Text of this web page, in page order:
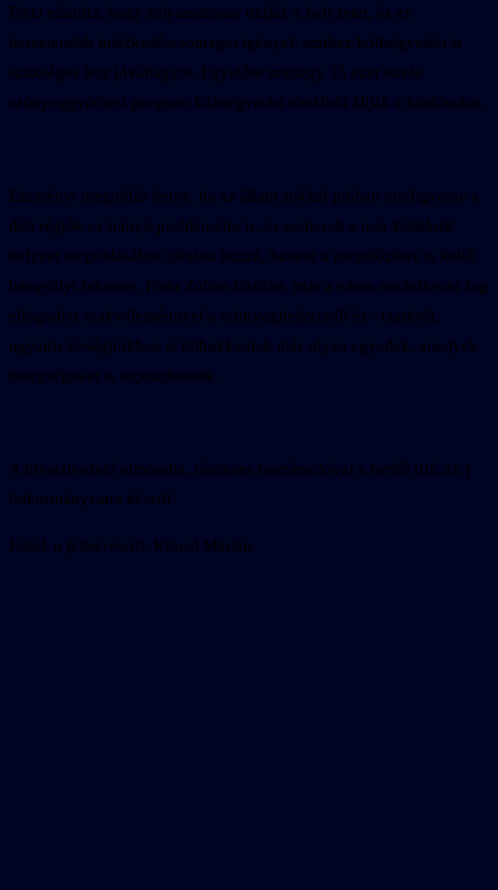
Finta elárulta, hogy folyamatosan oldják a helyzetet, és ez
összetettebb intézkedéscsomagot igényel, amihez költségvetést is
szükséges lesz jóváhagyni. Egyelőre mintegy 15 ezer eurós
szúnyoggyérítési program költségvetési tételéből állják a kiadásokat.
Eszményi megoldás lenne, ha az állam sokkal jobban odafigyelne a
déli régiók ez irányú problémáira is, és nemcsak a már kialakult
helyzet megoldásához járulna hozzá, hanem a megelőzésre is kellő
hangsúlyt fektetne. Finta Zoltán közölte, már a város rendelkezni fog
elfogadott szakvéleménnyel a szúnyoghelyzetről és –fajokról,
ugyanis térségünkben is felbukkantak már olyan egyedek, amelyek
betegségeket is terjeszthetnek.
A hivatalvezető elmondta, részletes beszámolóval a hétfői (05.31.)
önkormányzatra készül.
Fotók a felmérésről: Kincel Marián